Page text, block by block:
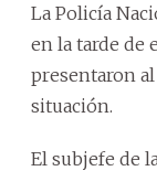
La Policía
en la tarde de
presentaron
situación.
El subjefe de